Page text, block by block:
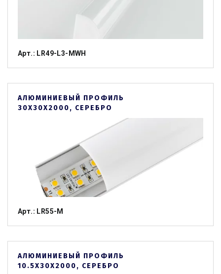
Арт.: LR49-L3-MWH
АЛЮМИНИЕВЫЙ ПРОФИЛЬ
30Х30Х2000, СЕРЕБРО
Арт.: LR55-M
АЛЮМИНИЕВЫЙ ПРОФИЛЬ
10.5Х30Х2000, СЕРЕБРО